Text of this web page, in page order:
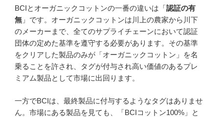
BCIとオーガニックコットンの一番の違いは「認証の有
無 」です。オーガニックコットンは川上の農家から川下
のメーカーまで、全てのサプライチェーンにおいて認証
団体の定めた基準を遵守する必要があります。その基準
をクリアした製品のみが「オーガニックコットン」を名
乗ることを許され、タグが付与され高い価値のあるプレ
ミアム製品として市場に出回ります。
一方でBCIは、最終製品に付与するようなタグはありませ
ん。市場にある製品を見ても、「BCIコットン100%」と